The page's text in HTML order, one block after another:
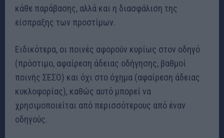
κάθε παράβασης, αλλά και η διασφάλιση της
είσπραξης των προστίμων.
Ειδικότερα, οι ποινές αφορούν κυρίως στον οδηγό
(πρόστιμο, αφαίρεση άδειας οδήγησης, βαθμοί
ποινής ΣΕΣΟ) και όχι στο όχημα (αφαίρεση άδειας
κυκλοφορίας), καθώς αυτό μπορεί να
χρησιμοποιείται από περισσότερους από έναν
οδηγούς.